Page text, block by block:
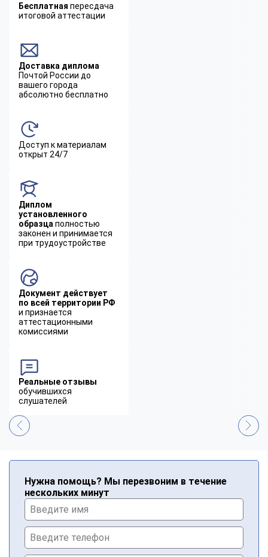
Бесплатная пересдача
итоговой аттестации
Доставка диплома
Почтой России до
вашего города
абсолютно бесплатно
Доступ к материалам
открыт 24/7
Диплом
установленного
образца полностью
законен и принимается
при трудоустройстве
Документ действует
по всей территории РФ
и признается
аттестационными
комиссиями
Реальные отзывы
обучившихся
слушателей
Нужна помощь? Мы перезвоним в течение
нескольких минут